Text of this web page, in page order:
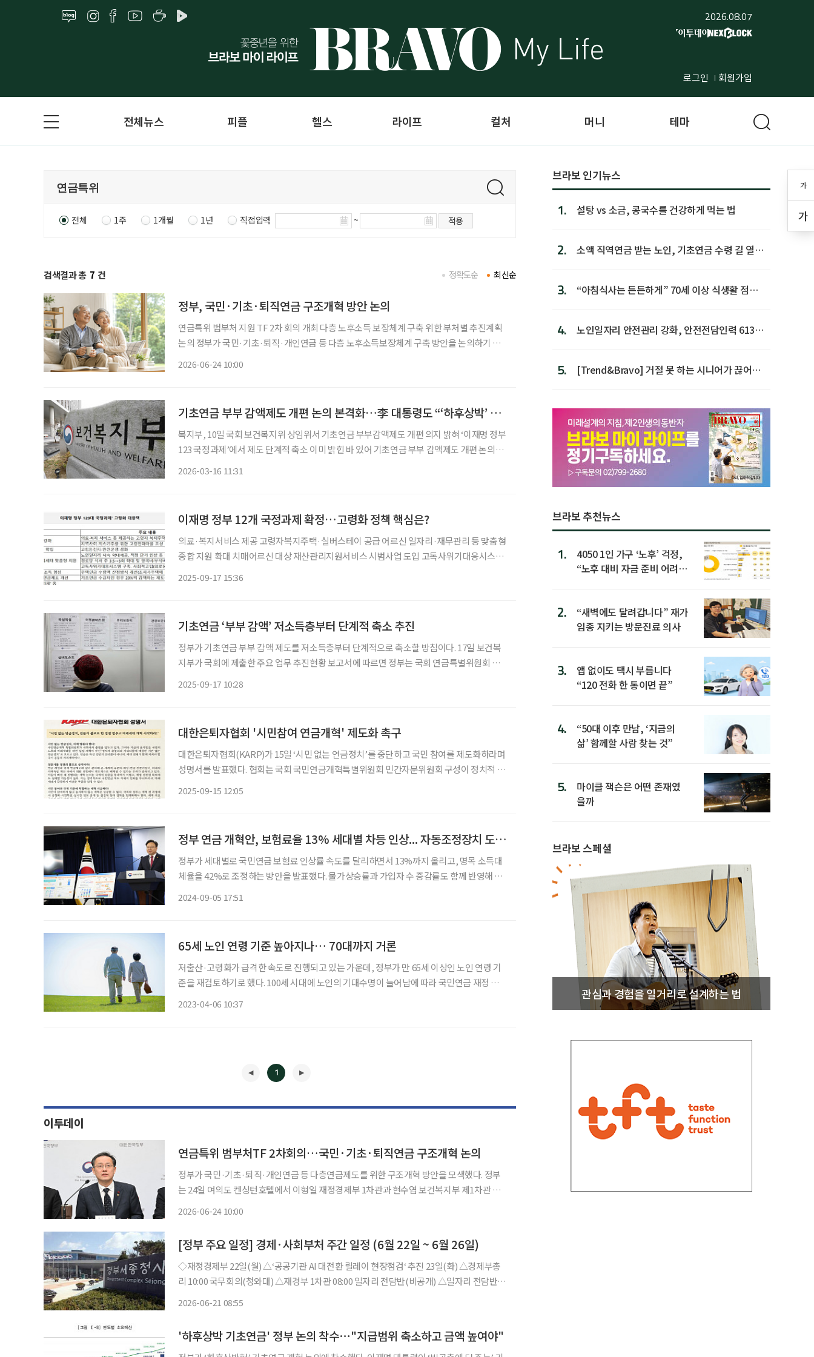
2026.08.07
로그인 회원가입
가
가
전체뉴스 피플 헬스 라이프 컬처 머니 테마
전체 1주 1개월 1년 직접입력 ~ 적용
검색결과 총 7 건 최신순
정확도순
정부, 국민·기초·퇴직연금 구조개혁 방안 논의
연금특위 범부처 지원 TF 2차 회의 개최 다층 노후소득 보장체계 구축 위한 부처별 추진계획
논의 정부가 국민·기초·퇴직·개인연금 등 다층 노후소득보장체계 구축 방안을 논의하기 위
2026-06-24 10:00
기초연금 부부 감액제도 개편 논의 본격화…李 대통령도 “‘하후상박’ 어떤가”
복지부, 10일 국회 보건복지위 상임위서 기초연금 부부감액제도 개편 의지 밝혀 ‘이재명 정부
123 국정과제’에서 제도 단계적 축소 이미 밝힌 바 있어 기초연금 부부 감액제도 개편 논의가
2026-03-16 11:31
이재명 정부 12개 국정과제 확정…고령화 정책 핵심은?
의료·복지서비스 제공 고령자복지주택·실버스테이 공급 어르신 일자리·재무관리 등 맞춤형
종합 지원 확대 치매어르신 대상 재산관리지원서비스 시범사업 도입 고독사위기대응시스템
2025-09-17 15:36
기초연금 ‘부부 감액’ 저소득층부터 단계적 축소 추진
정부가 기초연금 부부 감액 제도를 저소득층부터 단계적으로 축소할 방침이다. 17일 보건복
지부가 국회에 제출한 주요 업무 추진현황 보고서에 따르면 정부는 국회 연금특별위원회 논
2025-09-17 10:28
대한은퇴자협회 '시민참여 연금개혁' 제도화 촉구
대한은퇴자협회(KARP)가 15일 ‘시민 없는 연금정치’를 중단하고 국민 참여를 제도화하라며
성명서를 발표했다. 협회는 국회 국민연금개혁특별위원회 민간자문위원회 구성이 정치적 유
2025-09-15 12:05
정부 연금 개혁안, 보험료율 13% 세대별 차등 인상... 자동조정장치 도입 검토
정부가 세대별로 국민연금 보험료 인상률 속도를 달리하면서 13%까지 올리고, 명목 소득대
체율을 42%로 조정하는 방안을 발표했다. 물가상승률과 가입자 수 증감률도 함께 반영해 연
2024-09-05 17:51
65세 노인 연령 기준 높아지나… 70대까지 거론
저출산·고령화가 급격한 속도로 진행되고 있는 가운데, 정부가 만 65세 이상인 노인 연령 기
준을 재검토하기로 했다. 100세 시대에 노인의 기대수명이 늘어남에 따라 국민연금 재정 고
2023-04-06 10:37
◀
1
▶
이투데이
연금특위 범부처TF 2차회의…국민·기초·퇴직연금 구조개혁 논의
정부가 국민·기초·퇴직·개인연금 등 다층연금제도를 위한 구조개혁 방안을 모색했다. 정부
는 24일 여의도 켄싱턴호텔에서 이형일 재정경제부 1차관과 현수엽 보건복지부 제1차관 주
2026-06-24 10:00
[정부 주요 일정] 경제·사회부처 주간 일정 (6월 22일 ~ 6월 26일)
◇재정경제부 22일(월) △‘공공기관 AI 대전환 릴레이 현장점검‘ 추진 23일(화) △경제부총
리 10:00 국무회의(청와대) △재경부 1차관 08:00 일자리 전담반(비공개) △일자리 전담반
2026-06-21 08:55
'하후상박 기초연금' 정부 논의 착수⋯"지급범위 축소하고 금액 높여야"
브라보 인기뉴스
1. 설탕 vs 소금, 콩국수를 건강하게 먹는 법
2.
소액 직역연금 받는 노인, 기초연금 수령 길 열린
3.
“아침식사는 든든하게” 70세 이상 식생활 점수
4.
노인일자리 안전관리 강화, 안전전담인력 613명
5.
[Trend&Bravo] 거절 못 하는 시니어가 끊어야
브라보 추천뉴스
1.
4050 1인 가구 ‘노후’ 걱정,
“노후 대비 자금 준비 어려
2.
“새벽에도 달려갑니다” 재가
임종 지키는 방문진료 의사
3.
앱 없이도 택시 부릅니다
“120 전화 한 통이면 끝”
4.
“50대 이후 만남, ‘지금의
삶’ 함께할 사람 찾는 것”
5.
마이클 잭슨은 어떤 존재였
을까
브라보 스페셜
관심과 경험을 일거리로 설계하는 법